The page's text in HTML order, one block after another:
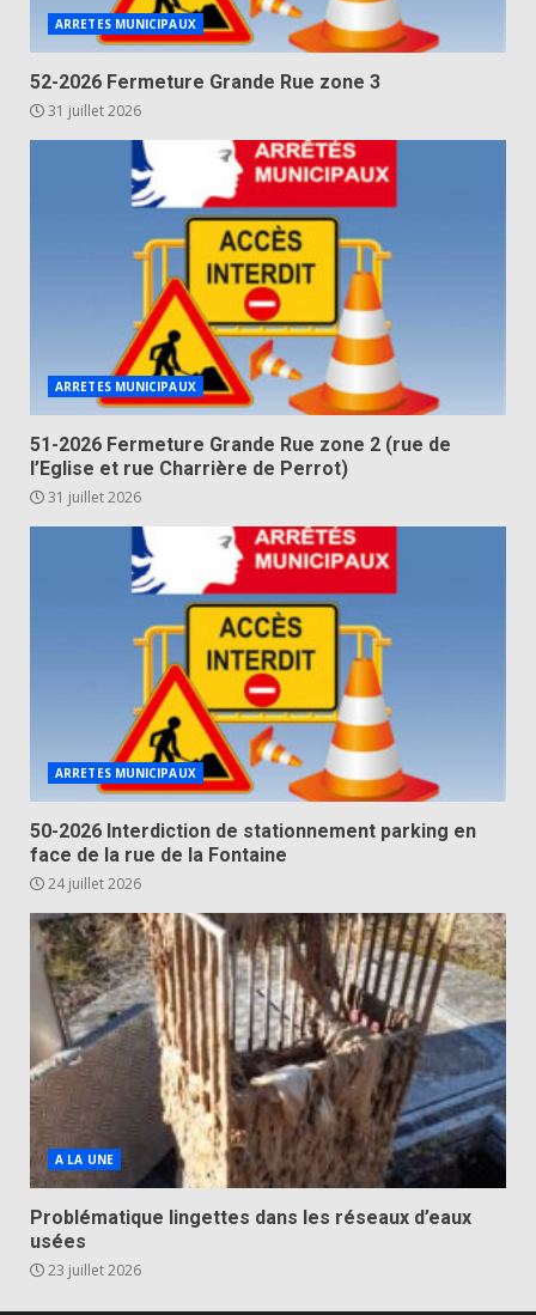
ARRETES MUNICIPAUX
52-2026 Fermeture Grande Rue zone 3
31 juillet 2026
ARRETES MUNICIPAUX
51-2026 Fermeture Grande Rue zone 2 (rue de
l’Eglise et rue Charrière de Perrot)
31 juillet 2026
ARRETES MUNICIPAUX
50-2026 Interdiction de stationnement parking en
face de la rue de la Fontaine
24 juillet 2026
A LA UNE
Problématique lingettes dans les réseaux d’eaux
usées
23 juillet 2026